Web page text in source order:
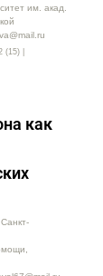
им. акад.
|
как